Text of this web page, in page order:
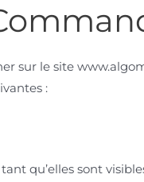
sur le site
:
qu’elles sont